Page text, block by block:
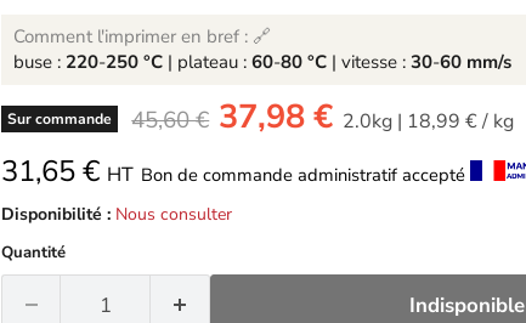
Comment l'imprimer en bref : 🔗
buse : 220-250 °C| plateau : 60-80 °C| vitesse : 30-60 mm/s
Sur commande -
45,60 € -
37,98 € 2.0kg| 18,99 €/ kg
31,65 € HT Bon de commande administratif accepté
Disponibilité : Nous consulter
Quantité
Indisponible